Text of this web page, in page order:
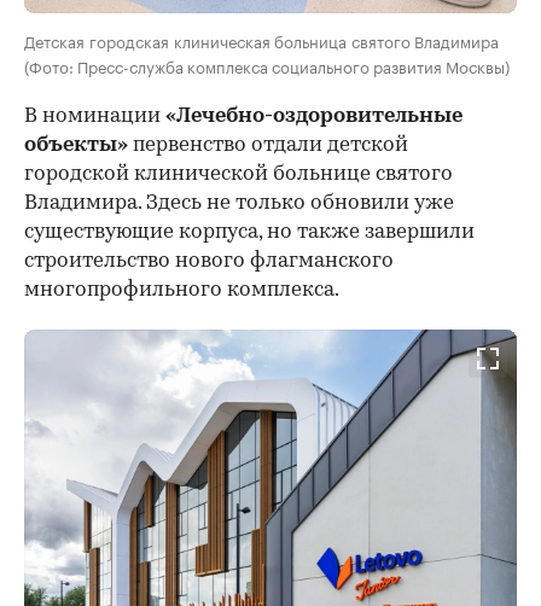
Детская городская клиническая больница святого Владимира
(Фото: Пресс-служба комплекса социального развития Москвы)
В номинации «Лечебно-оздоровительные
объекты» первенство отдали детской
городской клинической больнице святого
Владимира. Здесь не только обновили уже
существующие корпуса, но также завершили
строительство нового флагманского
многопрофильного комплекса.